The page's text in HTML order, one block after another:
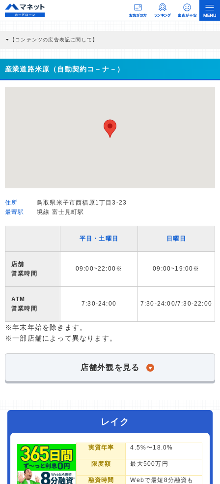
【コンテンツの広告表記に関して】
商品を根拠なくPRするものではなく、当編集部の調査／ユーザーへの口コミ収集な
どに基づき、公平性を担保した情報提供を行っています。
>提携企業一覧
産業道路米原（自動契約コ－ナ－）
住所
鳥取県米子市西福原1丁目3-23
最寄駅
境線 富士見町駅
平日・土曜日 日曜日
店舗
営業時間
09:00~22:00※ 09:00~19:00※
ATM
営業時間
7:30-24:00 7:30-24:00/7:30-22:00
※年末年始を除きます。
※一部店舗によって異なります。
店舗外観を見る
レイク
実質年率 4.5%〜18.0%
限度額 最大500万円
融資時間
Webで最短8分融資も